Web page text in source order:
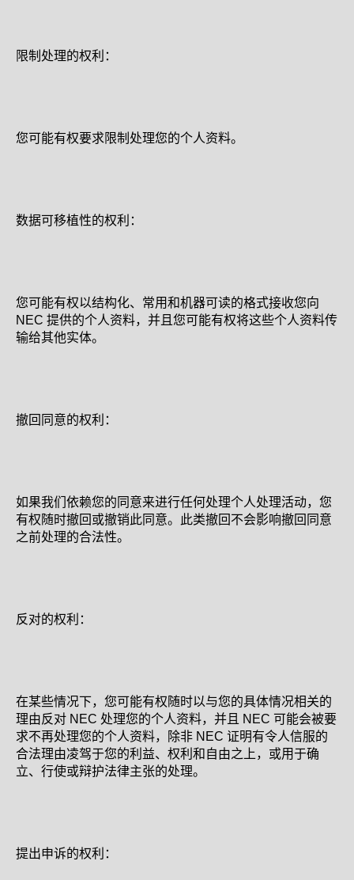
限制处理的权利：
您可能有权要求限制处理您的个人资料。
数据可移植性的权利：
您可能有权以结构化、常用和机器可读的格式接收您向
NEC 提供的个人资料，并且您可能有权将这些个人资料传
输给其他实体。
撤回同意的权利：
如果我们依赖您的同意来进行任何处理个人处理活动，您
有权随时撤回或撤销此同意。此类撤回不会影响撤回同意
之前处理的合法性。
反对的权利：
在某些情况下，您可能有权随时以与您的具体情况相关的
理由反对 NEC 处理您的个人资料，并且 NEC 可能会被要
求不再处理您的个人资料，除非 NEC 证明有令人信服的
合法理由凌驾于您的利益、权利和自由之上，或用于确
立、行使或辩护法律主张的处理。
提出申诉的权利：